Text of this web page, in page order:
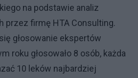
na podstawie analiz
przez firmę HTA Consulting.
głosowanie ekspertów
roku głosowało 8 osób, każda
10 leków najbardziej